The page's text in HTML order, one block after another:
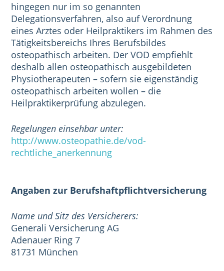
hingegen nur im so genannten
Delegationsverfahren, also auf Verordnung
eines Arztes oder Heilpraktikers im Rahmen des
Tätigkeitsbereichs Ihres Berufsbildes
osteopathisch arbeiten. Der VOD empfiehlt
deshalb allen osteopathisch ausgebildeten
Physiotherapeuten – sofern sie eigenständig
osteopathisch arbeiten wollen – die
Heilpraktikerprüfung abzulegen.
Regelungen einsehbar unter:
http://www.osteopathie.de/vod-
rechtliche_anerkennung
Angaben zur Berufshaftpflichtversicherung
Name und Sitz des Versicherers:
Generali Versicherung AG
Adenauer Ring 7
81731 München